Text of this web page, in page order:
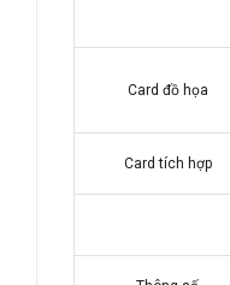
Card đồ họa
Card tích hợp